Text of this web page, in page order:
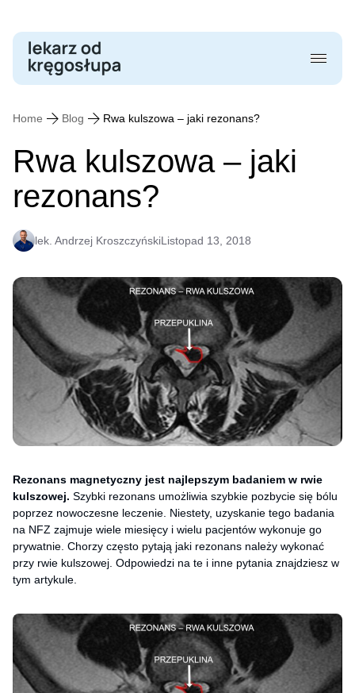
Skip
content
Home Blog Rwa kulszowa – jaki rezonans?
Rwa kulszowa – jaki
rezonans?
lek. Andrzej KroszczyńskiListopad 13, 2018
Rezonans magnetyczny jest najlepszym badaniem w rwie
kulszowej. Szybki rezonans umożliwia szybkie pozbycie się bólu
poprzez nowoczesne leczenie. Niestety, uzyskanie tego badania
na NFZ zajmuje wiele miesięcy i wielu pacjentów wykonuje go
prywatnie. Chorzy często pytają jaki rezonans należy wykonać
przy rwie kulszowej. Odpowiedzi na te i inne pytania znajdziesz w
tym artykule.